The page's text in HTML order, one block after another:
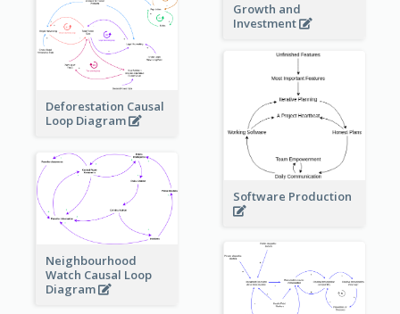
Growth and
Investment
Deforestation Causal
Loop Diagram
Software Production
Neighbourhood
Watch Causal Loop
Diagram